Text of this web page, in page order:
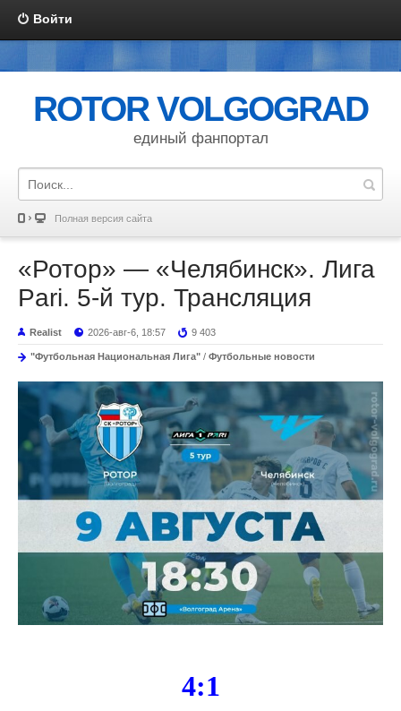
Войти
ROTOR VOLGOGRAD
единый фанпортал
Полная версия сайта
«Ротор» — «Челябинск». Лига
Pari. 5-й тур. Трансляция
Realist 2026-авг-6, 18:57 9 403
"Футбольная Национальная Лига" / Футбольные новости
4:1